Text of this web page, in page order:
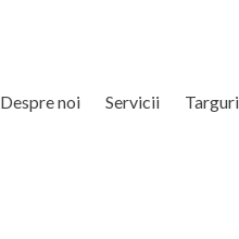
Despre noi Servicii Targuri